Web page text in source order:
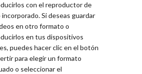
con el reproductor de
incorporado. Si deseas guardar
en otro formato o
en tus dispositivos
puedes hacer clic en el botón
para elegir un formato
o seleccionar el